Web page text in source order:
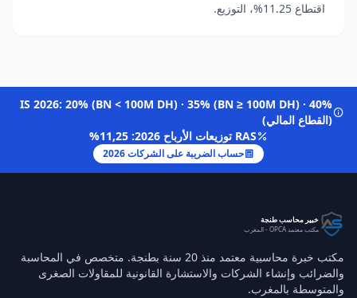
اقتطاع 11.25%، التوزيع.
IS 2026: 20% (BN < 100M DH) · 35% (BN ≥ 100M DH) · 40%
(القطاع المالي)
RAS توزيعات الأرباح 2026: 11,25%
حساب الضريبة على الشركات 2026
خبير محاسب طنجة
مكتب معتمد OPCA - المغرب
مكتب خبرة محاسبية معتمد منذ 20 سنة بطنجة. متخصص في المحاسبة
والضرائب وإنشاء الشركات والاستشارة القانونية للمقاولات الصغرى
والمتوسطة بالمغرب.